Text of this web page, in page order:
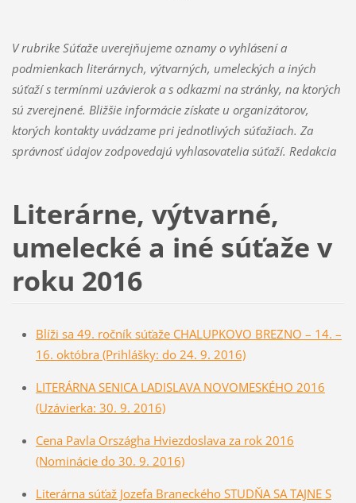
V rubrike Súťaže uverejňujeme oznamy o vyhlásení a
podmienkach literárnych, výtvarných, umeleckých a iných
súťaží s termínmi uzávierok a s odkazmi na stránky, na ktorých
sú zverejnené. Bližšie informácie získate u organizátorov,
ktorých kontakty uvádzame pri jednotlivých súťažiach. Za
správnosť údajov zodpovedajú vyhlasovatelia súťaží. Redakcia
Literárne, výtvarné,
umelecké a iné súťaže v
roku 2016
Blíži sa 49. ročník súťaže CHALUPKOVO BREZNO – 14. –
16. októbra (Prihlášky: do 24. 9. 2016)
LITERÁRNA SENICA LADISLAVA NOVOMESKÉHO 2016
(Uzávierka: 30. 9. 2016)
Cena Pavla Országha Hviezdoslava za rok 2016
(Nominácie do 30. 9. 2016)
Literárna súťaž Jozefa Braneckého STUDŇA SA TAJNE S